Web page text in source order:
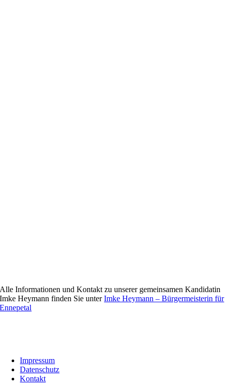
Alle Informationen und Kontakt zu unserer gemeinsamen Kandidatin
Imke Heymann finden Sie unterImke Heymann – Bürgermeisterin für
Ennepetal
Impressum
Datenschutz
Kontakt